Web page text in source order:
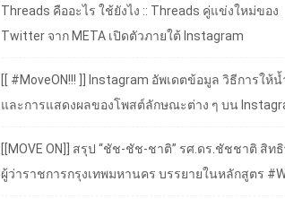
Threads คืออะไร ใช้ยังไง :: Threads คู่แข่งใหม่ของ
Twitter จาก META เปิดตัวภายใต้ Instagram
[[ #MoveON!!! ]] Instagram อัพเดตข้อมูล วิธีการให้
และการแสดงผลของโพสต์ลักษณะต่าง ๆ บน
[[MOVE ON]] สรุป “ชัช-ชัช-ชาติ” รศ.ดร.ชัชชาติ สิท
ผู้ว่าราชการกรุงเทพมหานคร บรรยายในหลักสูตร